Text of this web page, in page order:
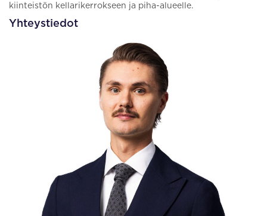
kiinteistön kellarikerrokseen ja piha-alueelle.
Yhteystiedot